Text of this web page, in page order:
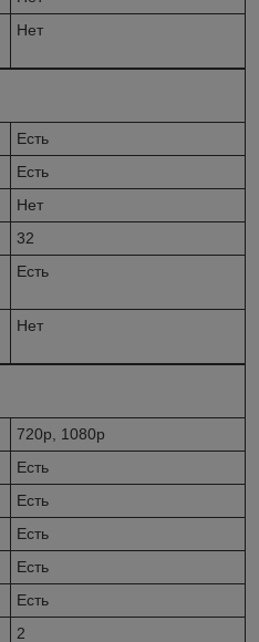
Нет
Есть
Есть
Нет
32
Есть
Нет
720p, 1080p
Есть
Есть
Есть
Есть
Есть
2